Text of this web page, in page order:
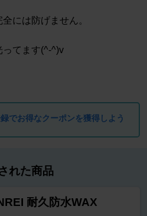
には防げません。
ってます(^-^)v
でお得なクーポンを獲得しよう
れた商品
耐久防水WAX